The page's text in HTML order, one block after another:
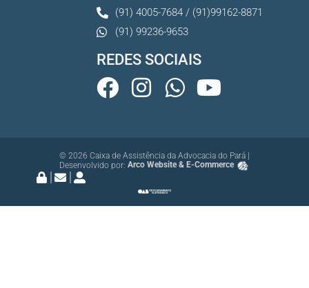
(91) 4005-7684 / (91)99162-8871
(91) 99236-9653
REDES SOCIAIS
© 2026 Caixa de Assistência da Advocacia do Pará |
Desenvolvido por: Arco Website & E-Commerce